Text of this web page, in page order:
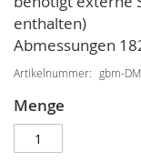
enthalten)
Abmessungen
Artikelnummer gbm-
Menge